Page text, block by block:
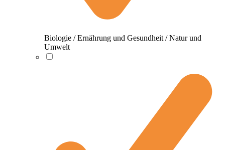
Biologie / Ernährung und Gesundheit / Natur und
Umwelt